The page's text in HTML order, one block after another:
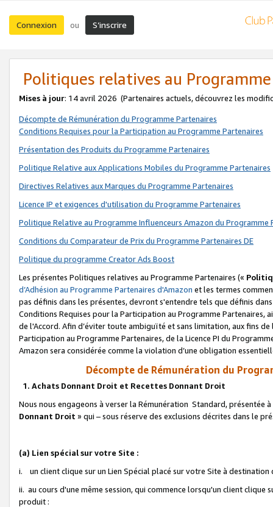
Connexion ou S’inscrire
Politiques relatives au
Mises à jour: 14 avril 2026 (Partenaires actuels, découvrez les
Décompte de Rémunération du Programme Partenaires
Conditions Requises pour la Participation au Programme Partenaires
Présentation des Produits du Programme Partenaires
Politique Relative aux Applications Mobiles du Programme Partenaires
Directives Relatives aux Marques du Programme Partenaires
Licence IP et exigences d'utilisation du Programme Partenaires
Politique Relative au Programme Influenceurs Amazon du Programme
Conditions du Comparateur de Prix du Programme Partenaires DE
Politique du programme Creator Ads Boost
Les présentes Politiques relatives au Programme Partenaires («
d’Adhésion au Programme Partenaires d'Amazon et les termes
pas définis dans les présentes, devront s'entendre tels que définis
Conditions Requises pour la Participation au Programme Partenaires,
de l'Accord. Afin d’éviter toute ambiguïté et sans limitation, aux fins
Participation au Programme Partenaires, de la Licence PI du
Amazon sera considérée comme la violation d’une obligation
Décompte de Rémunération du
1. Achats Donnant Droit et Recettes Donnant Droit
Nous nous engageons à verser la Rémunération Standard, présentée
Donnant Droit » qui – sous réserve des exclusions décrites dans le
(a) Lien spécial sur votre Site :
i. un client clique sur un Lien Spécial placé sur votre Site à destination
ii. au cours d'une même session, qui commence lorsqu'un client
produit :